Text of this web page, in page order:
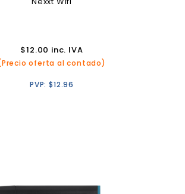
$12.00 inc. IVA
oferta al contado)
PVP:$12.96